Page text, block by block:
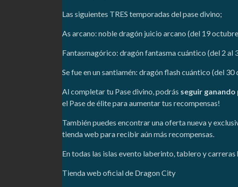
Las siguientes TRES temporadas del pase divino;
As arcano: noble dragón juicio arcano (del 19
Fantasmagórico: dragón fantasma cuántico (del 2 al
Se fue en un santiamén: dragón flash cuántico (del
Al completar tu Pase divino, podrás seguir
el Pase de élite para aumentar tus recompensas!
También puedes encontrar una oferta nueva y
tienda web para recibir aún más recompensas.
En todas las islas evento laberinto, tablero y
Tienda web oficial de Dragon City